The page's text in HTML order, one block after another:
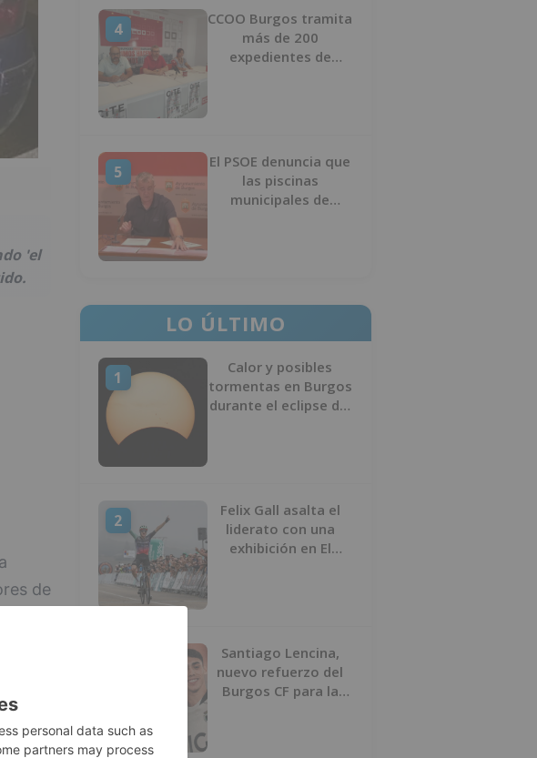
'el
de
4
CCOO Burgos tramita
más de 200
expedientes de
5
El PSOE denuncia que
las piscinas
municipales de
LO ÚLTIMO
1
Calor y posibles
tormentas en Burgos
durante el eclipse del
2
Felix Gall asalta el
liderato con una
exhibición en El
Santiago Lencina,
nuevo refuerzo del
Burgos CF para la